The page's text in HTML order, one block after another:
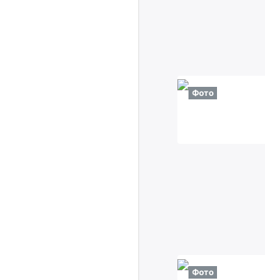
Фото
Фото